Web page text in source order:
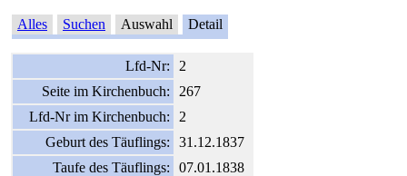
Alles Suchen Auswahl Detail
Lfd-Nr:
2
Seite im Kirchenbuch:
267
Lfd-Nr im Kirchenbuch:
2
Geburt des Täuflings:
31.12.1837
Taufe des Täuflings:
07.01.1838